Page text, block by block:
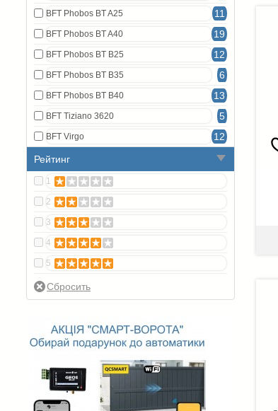
BFT Phobos BT A25 11
BFT Phobos BT A40 19
BFT Phobos BT B25 12
BFT Phobos BT B35 6
BFT Phobos BT B40 13
BFT Tiziano 3620 5
BFT Virgo
12
Рейтинг
1
2
3
4
5